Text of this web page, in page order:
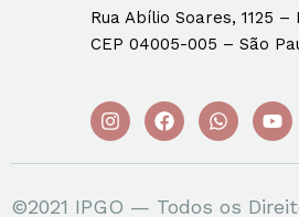
Rua Abílio Soares, 1125 –
CEP 04005-005 – São
©2021 IPGO — Todos os